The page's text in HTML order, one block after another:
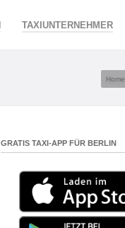
TAXIUNTERNEHMER
Home
GRATIS TAXI-APP FÜR BERLIN